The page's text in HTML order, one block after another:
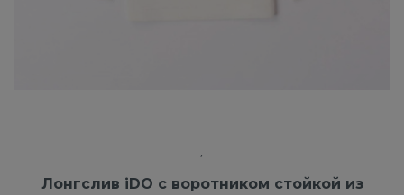
Лонгслив iDO с воротником стойкой из